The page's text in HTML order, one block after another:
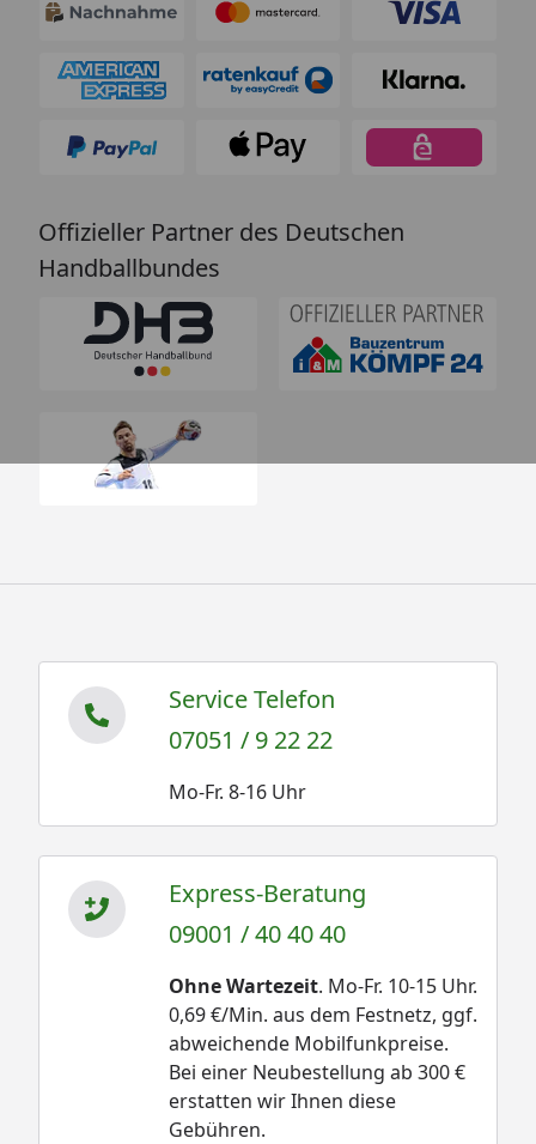
Offizieller Partner des Deutschen
Handballbundes
Service Telefon
07051 / 9 22 22
Mo-Fr. 8-16 Uhr
Express-Beratung
09001 / 40 40 40
Ohne Wartezeit. Mo-Fr. 10-15 Uhr.
0,69 €/Min. aus dem Festnetz, ggf.
abweichende Mobilfunkpreise.
Bei einer Neubestellung ab 300 €
erstatten wir Ihnen diese
Gebühren.